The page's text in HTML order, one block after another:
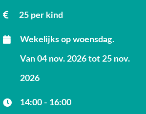
25 per kind
Wekelijks op woensdag.
Van 04 nov. 2026 tot 25 nov.
2026
14:00 - 16:00